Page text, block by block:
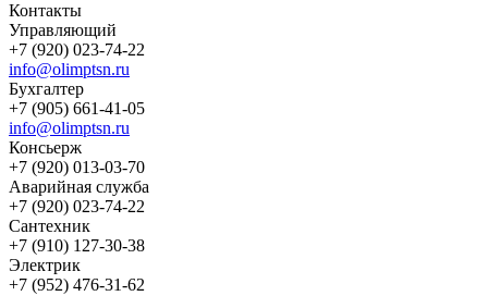
Контакты
Управляющий
+7 (920) 023-74-22
info@olimptsn.ru
Бухгалтер
+7 (905) 661-41-05
info@olimptsn.ru
Консьерж
+7 (920) 013-03-70
Аварийная служба
+7 (920) 023-74-22
Сантехник
+7 (910) 127-30-38
Электрик
+7 (952) 476-31-62